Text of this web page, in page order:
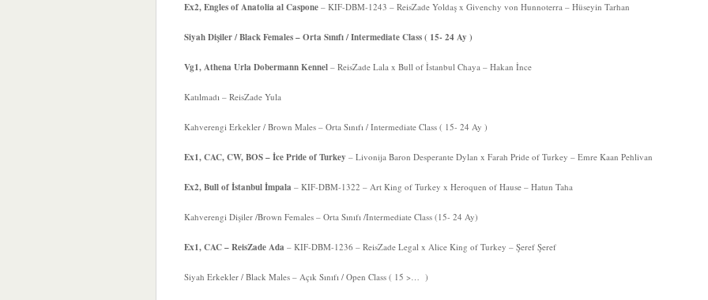
Ex2, Engles of Anatolia al Caspone – KIF-DBM-1243 – ReisZade Yoldaş x Givenchy von Hunnoterra – Hüseyin Tarhan
Siyah Dişiler / Black Females – Orta Sınıfı / Intermediate Class ( 15- 24 Ay )
Vg1, Athena Urla Dobermann Kennel – ReisZade Lala x Bull of İstanbul Chaya – Hakan İnce
Katılmadı – ReisZade Yula
Kahverengi Erkekler / Brown Males – Orta Sınıfı / Intermediate Class ( 15- 24 Ay )
Ex1, CAC, CW, BOS – İce Pride of Turkey – Livonija Baron Desperante Dylan x Farah Pride of Turkey – Emre Kaan Pehlivan
Ex2, Bull of İstanbul İmpala – KIF-DBM-1322 – Art King of Turkey x Heroquen of Hause – Hatun Taha
Kahverengi Dişiler /Brown Females – Orta Sınıfı /Intermediate Class (15- 24 Ay)
Ex1, CAC – ReisZade Ada – KIF-DBM-1236 – ReisZade Legal x Alice King of Turkey – Şeref Şeref
Siyah Erkekler / Black Males – Açık Sınıfı / Open Class ( 15 >… )